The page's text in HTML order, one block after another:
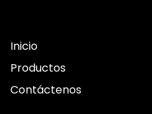
Inicio
Productos
Contáctenos